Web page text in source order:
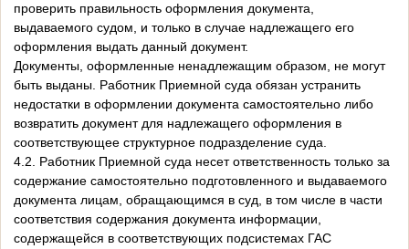
проверить правильность оформления документа,
выдаваемого судом, и только в случае надлежащего его
оформления выдать данный документ.
Документы, оформленные ненадлежащим образом, не могут
быть выданы. Работник Приемной суда обязан устранить
недостатки в оформлении документа самостоятельно либо
возвратить документ для надлежащего оформления в
соответствующее структурное подразделение суда.
4.2. Работник Приемной суда несет ответственность только за
содержание самостоятельно подготовленного и выдаваемого
документа лицам, обращающимся в суд, в том числе в части
соответствия содержания документа информации,
содержащейся в соответствующих подсистемах ГАС